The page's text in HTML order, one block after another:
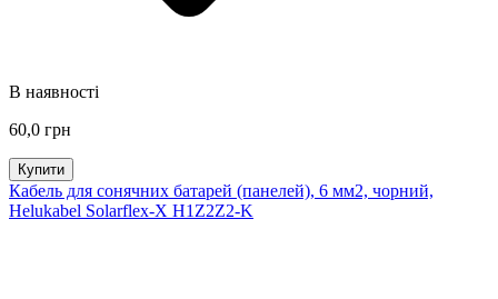
В наявності
60,0 грн
Купити
Кабель для сонячних батарей (панелей), 6 мм2, чорний,
Helukabel Solarflex-X H1Z2Z2-K